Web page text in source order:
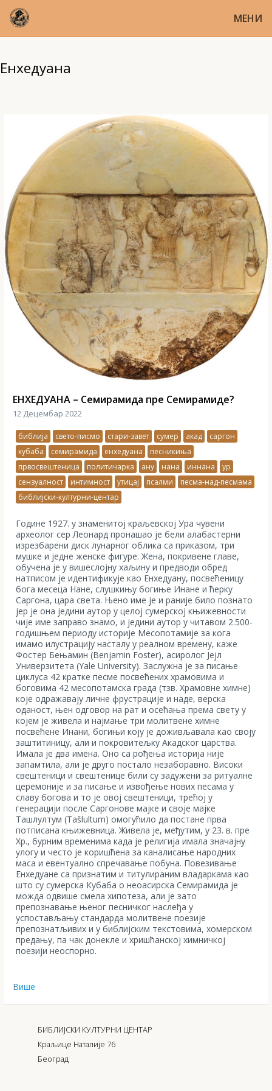
МЕНИ
Енхедуана
ЕНХЕДУАНА – Семирамида пре Семирамиде?
12 Децембар 2022
библија свето-писмо стари-завет сумер акад
саргон
кубаба
семирамида енхедуана
песникиња
првосвештеница
политичарка ану нана иннана
ур
сензуалност
интимност утицај псалми
песма-над-песмама
библијски-културни-центар
Године 1927. у знаменитој краљевској Ура чувени
археолог сер Леонард пронашао је бели алабастерни
изрезбарени диск лунарног облика са приказом, три
мушке и једне женске фигуре. Жена, покривене главе,
обучена је у вишеслојну хаљину и предводи обред
натписом је идентификује као Енхедуану, посвећеницу
бога месеца Нане, слушкињу богиње Инане и ћерку
Саргона, цара света. Њено име је и раније било познато
јер је она једини аутор у целој сумерској књижевности
чије име заправо знамо, и једини аутор у читавом 2.500-
годишњем периоду историје Месопотамије за кога
имамо илустрацију насталу у реалном времену, каже
Фостер Бењамин (Benjamin Foster), асиролог Јејл
Универзитета (Yale University). Заслужна је за писање
циклуса 42 кратке песме посвећених храмовима и
боговима 42 месопотамска града (тзв. Храмовне химне)
које одражавају личне фрустрације и наде, верска
оданост, њен одговор на рат и осећања према свету у
којем је живела и најмање три молитвене химне
посвећене Инани, богињи коју је доживљавала као своју
заштитиницу, али и покровитељку Акадског царства.
Имала је два имена. Оно са рођења историја није
запамтила, али је друго постало незаборавно. Високи
свештеници и свештенице били су задужени за ритуалне
церемоније и за писање и извођење нових песама у
славу богова и то је овој свештеници, трећој у
генерацији после Саргонове мајке и своје мајке
Ташлултум (Tašlultum) омогућило да постане прва
потписана књижевница. Живела је, међутим, у 23. в. пре
Хр., бурним временима када је религија имала значајну
улогу и често је коришћена за каналисање народних
маса и евентуално спречавање побуна. Повезивање
Енхедуане са признатим и титулираним владаркама као
што су сумерска Кубаба о неоасирска Семирамида је
можда одвише смела хипотеза, али је зато
препознавање њеног песничког наслеђа у
успостављању стандарда молитвене поезије
препознатљивих и у библијским текстовима, хомерском
предању, па чак донекле и хришћанској химничкој
поезији неоспорно.
Више
БИБЛИЈСКИ КУЛТУРНИ ЦЕНТАР
Краљице Наталије 76
Београд